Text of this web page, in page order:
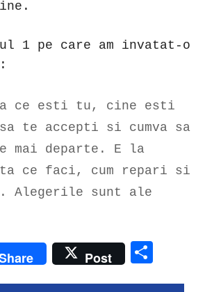
1 pe care am invatat-o
ce esti tu, cine esti
te accepti si cumva sa
mai departe. E la
ce faci, cum repari si
Alegerile sunt ale
Post